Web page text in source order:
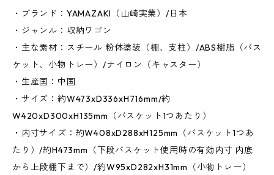
・ブランド：YAMAZAKI（山崎実業）/日本
・ジャンル：収納ワゴン
・主な素材：スチール 粉体塗装（棚、支柱）/ABS樹脂（バス
ケット、小物トレー）/ナイロン（キャスター）
・生産国：中国
・サイズ：約W473xD336xH716mm/約
W420xD300xH135mm（バスケット1つあたり）
・内寸サイズ：約W408xD288xH125mm（バスケット1つあ
たり）/約H473mm（下段バスケット使用時の有効内寸 内底
から上段棚下まで）/約W95xD282xH31mm（小物トレー）